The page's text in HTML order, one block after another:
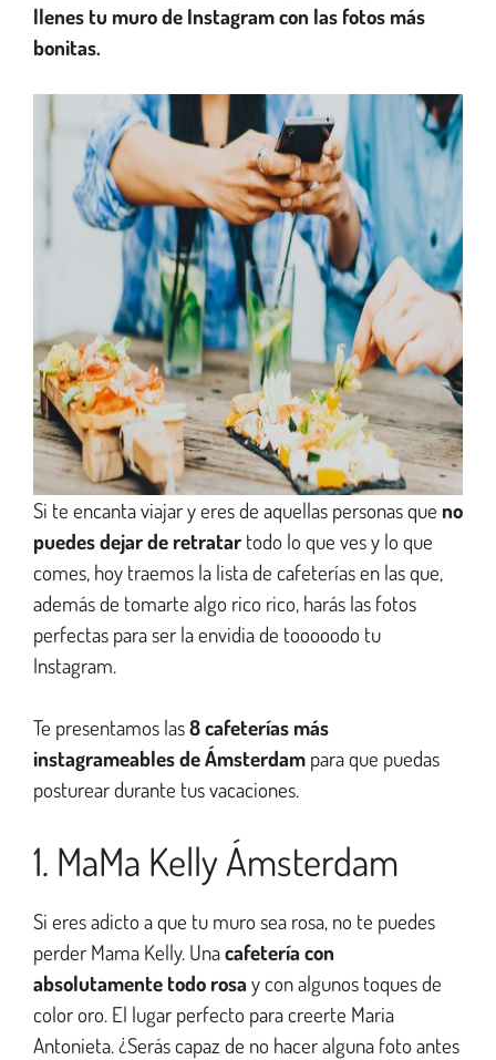
llenes tu muro de Instagram con las fotos más
bonitas.
Si te encanta viajar y eres de aquellas personas que no
puedes dejar de retratar todo lo que ves y lo que
comes, hoy traemos la lista de cafeterías en las que,
además de tomarte algo rico rico, harás las fotos
perfectas para ser la envidia de tooooodo tu
Instagram.
Te presentamos las8 cafeterías más
instagrameables de Ámsterdam para que puedas
posturear durante tus vacaciones.
1. MaMa Kelly Ámsterdam
Si eres adicto a que tu muro sea rosa, no te puedes
perder Mama Kelly. Unacafetería con
absolutamente todo rosa y con algunos toques de
color oro. El lugar perfecto para creerte Maria
Antonieta. ¿Serás capaz de no hacer alguna foto antes